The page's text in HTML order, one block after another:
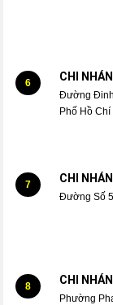
6 CHI
Đường Đinh
Phố Hồ Chí
7 CHI
Đường Số
8 CHI
Phường